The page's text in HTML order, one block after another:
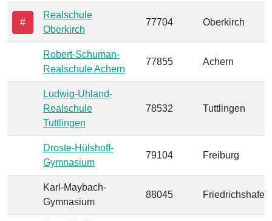
#
Realschule
Oberkirch
77704 Oberkirch
Robert-Schuman-
Realschule Achern
77855 Achern
Ludwig-Uhland-
Realschule
Tuttlingen
78532 Tuttlingen
Droste-Hülshoff-
Gymnasium
79104 Freiburg
Karl-Maybach-
Gymnasium
88045 Friedrichshafen